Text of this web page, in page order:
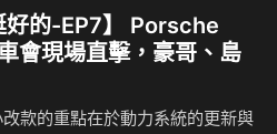
好的-EP7】 Porsche
會現場直擊，豪哥、島
款的重點在於動力系統的更新與